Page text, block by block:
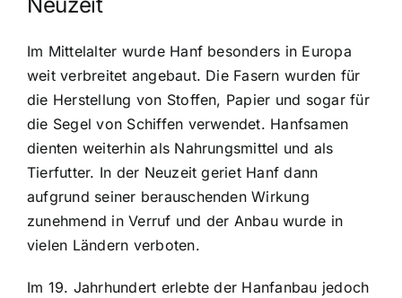
Im Mittelalter wurde Hanf besonders in Europa
weit verbreitet angebaut. Die Fasern wurden für
die Herstellung von Stoffen, Papier und sogar für
die Segel von Schiffen verwendet. Hanfsamen
dienten weiterhin als Nahrungsmittel und als
Tierfutter. In der Neuzeit geriet Hanf dann
aufgrund seiner berauschenden Wirkung
zunehmend in Verruf und der Anbau wurde in
vielen Ländern verboten.
Im 19. Jahrhundert erlebte der Hanfanbau jedoch